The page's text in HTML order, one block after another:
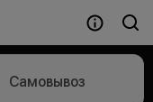
Самовывоз